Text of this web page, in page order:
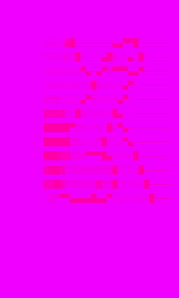
░░░░▓█───────▄▄▀▀█──────
░░░░▒░█────▄█▒░░▄░█─────
░░░░░░░▀▄─▄▀▒▀▀▀▄▄▀─────
░░░░░░░░░█▒░░░░▄▀───────
▒▒▒░░░░▄▀▒░░░░▄▀────────
▓▓▓▓▒░█▒░░░░░█▄─────────
█████▀▒░░░░░█░▀▄────────
█████▒▒░░░▒█░░░▀▄───────
███▓▓▒▒▒▀▀▀█▄░░░░█──────
▓██▓▒▒▒▒▒▒▒▒▒█░░░░█─────
▓▓█▓▒▒▒▒▒▒▓▒▒█░░░░░█────
░▒▒▀▀▄▄▄▄█▄▄▀░░░░░░░█───